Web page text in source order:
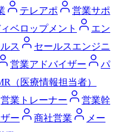
テレアポ
営業サポ
ベロップメント
エン
ス
セールスエンジニ
営業アドバイザー
パ
（医療情報担当者）
営業トレーナー
営業幹
ー 商社営業
メー